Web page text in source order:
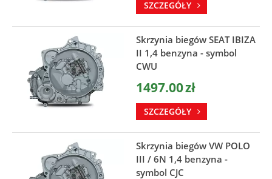
SZCZEGÓŁY
Skrzynia biegów SEAT IBIZA
II 1,4 benzyna - symbol
CWU
1497.00zł
SZCZEGÓŁY
Skrzynia biegów VW POLO
III / 6N 1,4 benzyna -
symbol CJC